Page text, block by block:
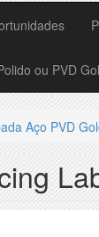
ou PVD
Aço PVD